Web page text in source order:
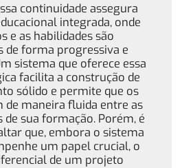
continuidade assegura
integrada, onde
e as habilidades são
de forma progressiva e
sistema que oferece essa
facilita a construção de
sólido e permite que os
maneira fluida entre as
de sua formação. Porém, é
que, embora o sistema
um papel crucial, o
de um projeto